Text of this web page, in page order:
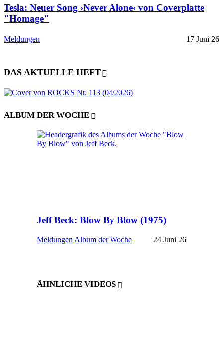
Tesla: Neuer Song ›Never Alone‹ von Coverplatte
"Homage"
Meldungen 17 Juni 26
DAS AKTUELLE HEFT
ALBUM DER WOCHE
Jeff Beck: Blow By Blow (1975)
Meldungen Album der Woche 24 Juni 26
ÄHNLICHE VIDEOS